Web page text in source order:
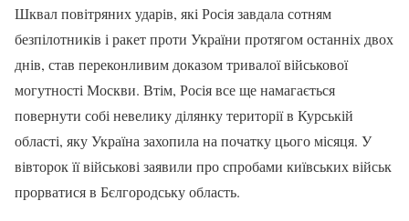
Шквал повітряних ударів, які Росія завдала сотням
безпілотників і ракет проти України протягом останніх двох
днів, став переконливим доказом тривалої військової
могутності Москви. Втім, Росія все ще намагається
повернути собі невелику ділянку території в Курській
області, яку Україна захопила на початку цього місяця. У
вівторок її військові заявили про спробами київських військ
прорватися в Бєлгородську область.